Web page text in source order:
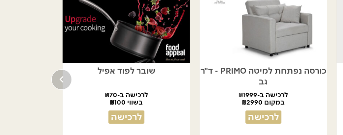
שובר לפוד אפיל
לרכישה ב-₪70
בשווי ₪100
לרכישה
כורסה נפתחת למיטה PRIMO - ד"ר
גב
לרכישה ב-₪1999
במקום ₪2990
לרכישה